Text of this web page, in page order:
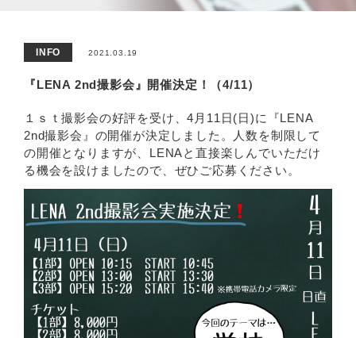
INFO 2021.03.19
『LENA 2nd撮影会』開催決定！（4/11）
１ｓｔ撮影会の好評を受け、4月11日(日)に『LENA
2nd撮影会』の開催が決定しました。人数を制限して
の開催となりますが、LENAと直接楽しんでいただけ
る機会を設けましたので、ぜひご応募ください。